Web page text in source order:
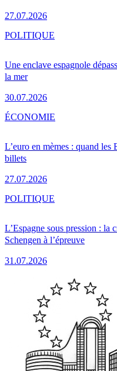
27.07.2026
Une enclave espagnole
la mer
30.07.2026
POLITIQUE
L’euro en mèmes : quand les
billets
27.07.2026
ÉCONOMIE
L’Espagne sous pression : la
Schengen à l’épreuve
31.07.2026
POLITIQUE